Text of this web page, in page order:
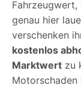
Fahrzeugwert,
genau hier
verschenken
kostenlos
Marktwert zu
Motorschaden